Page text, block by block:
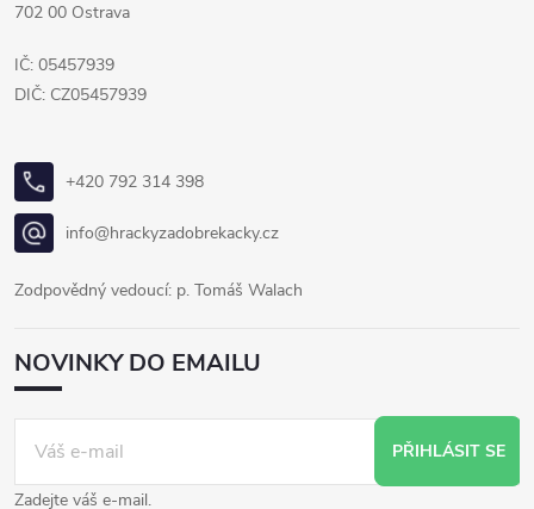
702 00 Ostrava
IČ: 05457939
DIČ: CZ05457939
+420 792 314 398
info@hrackyzadobrekacky.cz
Zodpovědný vedoucí: p. Tomáš Walach
NOVINKY DO EMAILU
PŘIHLÁSIT SE
Zadejte váš e-mail.